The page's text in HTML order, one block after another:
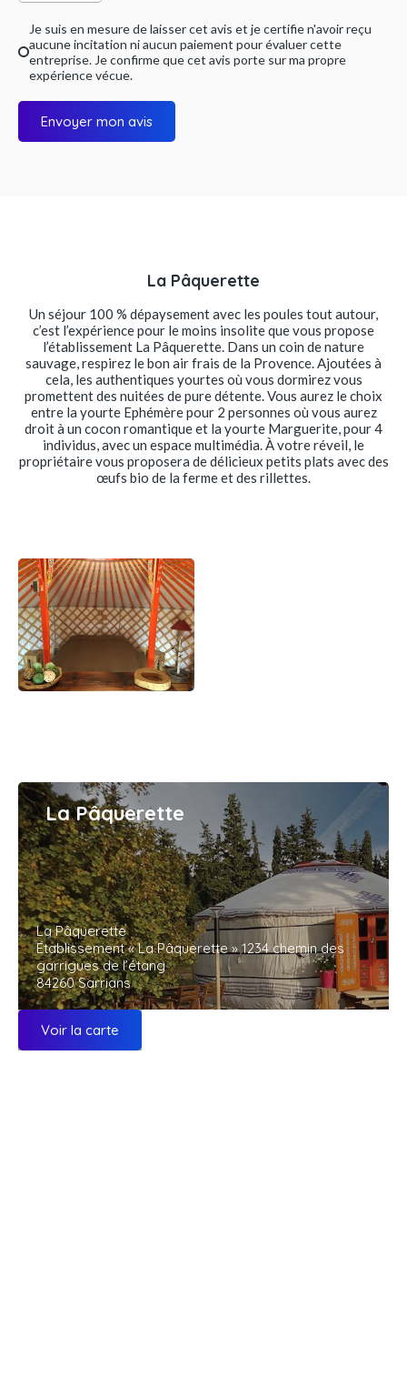
Je suis en mesure de laisser cet avis et je certifie n'avoir reçu
aucune incitation ni aucun paiement pour évaluer cette
entreprise. Je confirme que cet avis porte sur ma propre
expérience vécue.
Envoyer mon avis
La Pâquerette
Un séjour 100 % dépaysement avec les poules tout autour,
c’est l’expérience pour le moins insolite que vous propose
l’établissement La Pâquerette. Dans un coin de nature
sauvage, respirez le bon air frais de la Provence. Ajoutées à
cela, les authentiques yourtes où vous dormirez vous
promettent des nuitées de pure détente. Vous aurez le choix
entre la yourte Ephémère pour 2 personnes où vous aurez
droit à un cocon romantique et la yourte Marguerite, pour 4
individus, avec un espace multimédia. À votre réveil, le
propriétaire vous proposera de délicieux petits plats avec des
œufs bio de la ferme et des rillettes.
La Pâquerette
La Pâquerette
Établissement « La Pâquerette » 1234 chemin des
garrigues de l’étang
84260 Sarrians
Voir la carte